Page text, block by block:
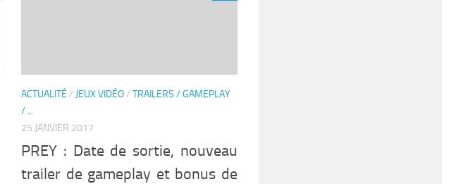
ACTUALITÉ / JEUX VIDÉO/ TRAILERS / GAMEPLAY
/ ...
25 JANVIER 2017
PREY : Date de sortie, nouveau
trailer de gameplay et bonus de